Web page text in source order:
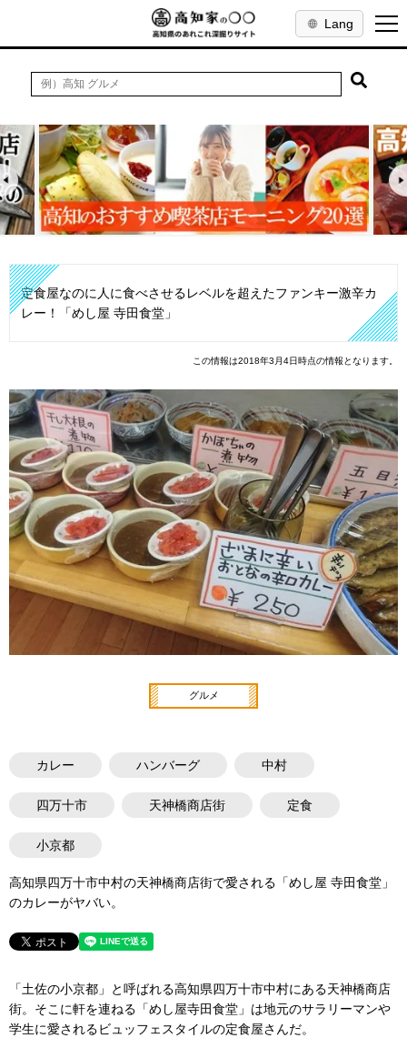
Lang
定食屋なのに人に食べさせるレベルを超えたファンキー激辛カ
レー！「めし屋 寺田食堂」
この情報は2018年3月4日時点の情報となります。
グルメ
カレー ハンバーグ 中村
四万十市 天神橋商店街 定食
小京都
高知県四万十市中村の天神橋商店街で愛される「めし屋 寺田食堂」
のカレーがヤバい。
「土佐の小京都」と呼ばれる高知県四万十市中村にある天神橋商店
街。そこに軒を連ねる「めし屋寺田食堂」は地元のサラリーマンや
学生に愛されるビュッフェスタイルの定食屋さんだ。